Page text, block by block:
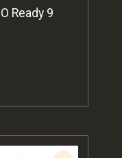
Ready 9